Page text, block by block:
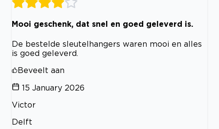
Mooi geschenk, dat snel en goed geleverd is.
De bestelde sleutelhangers waren mooi en alles
is goed geleverd.
Beveelt aan
15 January 2026
Victor
Delft